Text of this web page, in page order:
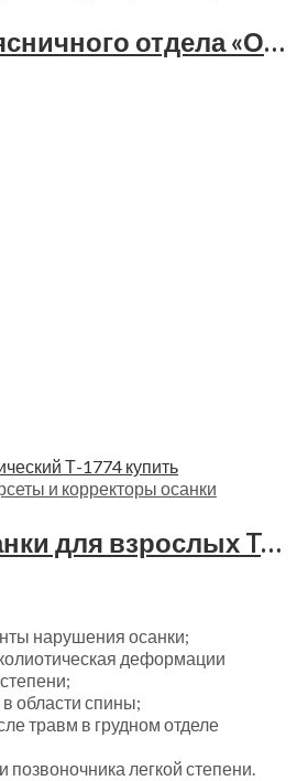
Корректор поясничного отдела «Офис-Комфорт» Bradex, KZ 0157
и корректоры осанки
Корректор осанки для взрослых Trives, Т-1774
нарушения осанки;
деформации
области спины;
травм в грудном отделе
позвоночника легкой степени.